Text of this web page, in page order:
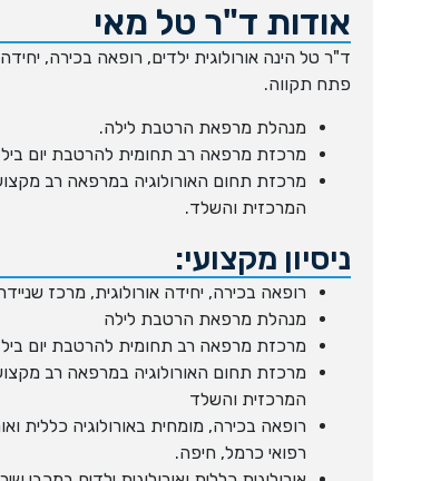
אודות ד"ר טל מאי
ד"ר טל הינה אורולוגית ילדים, רופאה בכירה,
פתח תקווה.
מנהלת מרפאת הרטבת לילה.
מרכזת מרפאה רב תחומית להרטבת יום
מרכזת תחום האורולוגיה במרפאה רב
המרכזית והשלד.
ניסיון מקצועי:
רופאה בכירה, יחידה אורולוגית, מרכז
מנהלת מרפאת הרטבת לילה
מרכזת מרפאה רב תחומית להרטבת יום
מרכזת תחום האורולוגיה במרפאה רב
המרכזית והשלד
רופאה בכירה, מומחית באורולוגיה כללית
רפואי כרמל, חיפה.